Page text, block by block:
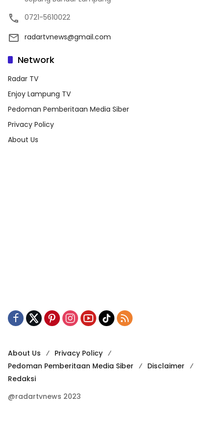
0721-5610022
radartvnews@gmail.com
Network
Radar TV
Enjoy Lampung TV
Pedoman Pemberitaan Media Siber
Privacy Policy
About Us
About Us
Privacy Policy
Pedoman Pemberitaan Media Siber
Disclaimer
Redaksi
@radartvnews 2023